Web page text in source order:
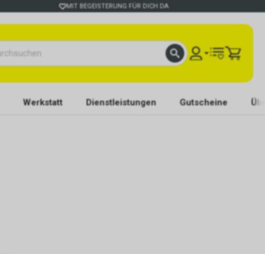
MIT BEGEISTERUNG FÜR DICH DA
Werkstatt Dienstleistungen Gutscheine